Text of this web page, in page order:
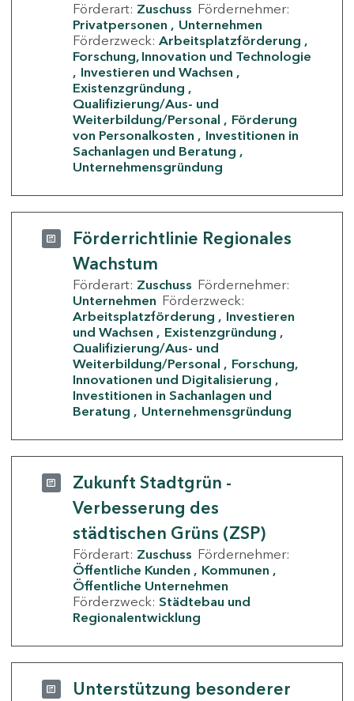
Förderart: Zuschuss Fördernehmer:
Privatpersonen
Unternehmen
Förderzweck: Arbeitsplatzförderung
Forschung, Innovation und Technologie
Investieren und Wachsen
Existenzgründung
Qualifizierung/Aus- und
Weiterbildung/Personal
Förderung
von Personalkosten
Investitionen in
Sachanlagen und Beratung
Unternehmensgründung
Förderrichtlinie Regionales
Wachstum
Förderart: Zuschuss Fördernehmer:
Unternehmen Förderzweck:
Arbeitsplatzförderung
Investieren
und Wachsen
Existenzgründung
Qualifizierung/Aus- und
Weiterbildung/Personal
Forschung,
Innovationen und Digitalisierung
Investitionen in Sachanlagen und
Beratung
Unternehmensgründung
Zukunft Stadtgrün -
Verbesserung des
städtischen Grüns (ZSP)
Förderart: Zuschuss Fördernehmer:
Öffentliche Kunden
Kommunen
Öffentliche Unternehmen
Förderzweck: Städtebau und
Regionalentwicklung
Unterstützung besonderer